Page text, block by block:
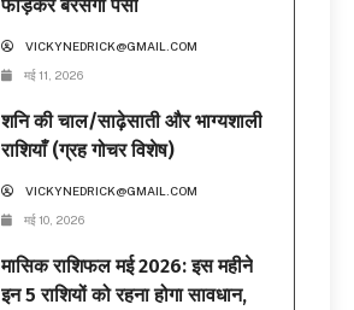
फाड़कर बरसेगा पैसा
VICKYNEDRICK@GMAIL.COM
मई 11, 2026
शनि की चाल/साढ़ेसाती और भाग्यशाली
राशियाँ (ग्रह गोचर विशेष)
VICKYNEDRICK@GMAIL.COM
मई 10, 2026
मासिक राशिफल मई 2026: इस महीने
इन 5 राशियों को रहना होगा सावधान,